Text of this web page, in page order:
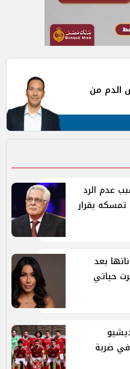
الدم من
عدم الرد
بقرار
بعد
حياتي
في ضربة